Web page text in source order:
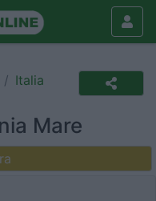
Italia
Mare